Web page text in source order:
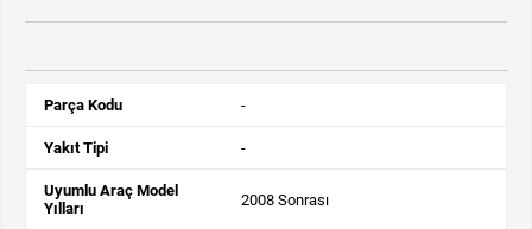
Parça Kodu -
Yakıt Tipi -
Uyumlu Araç Model
Yılları
2008 Sonrası